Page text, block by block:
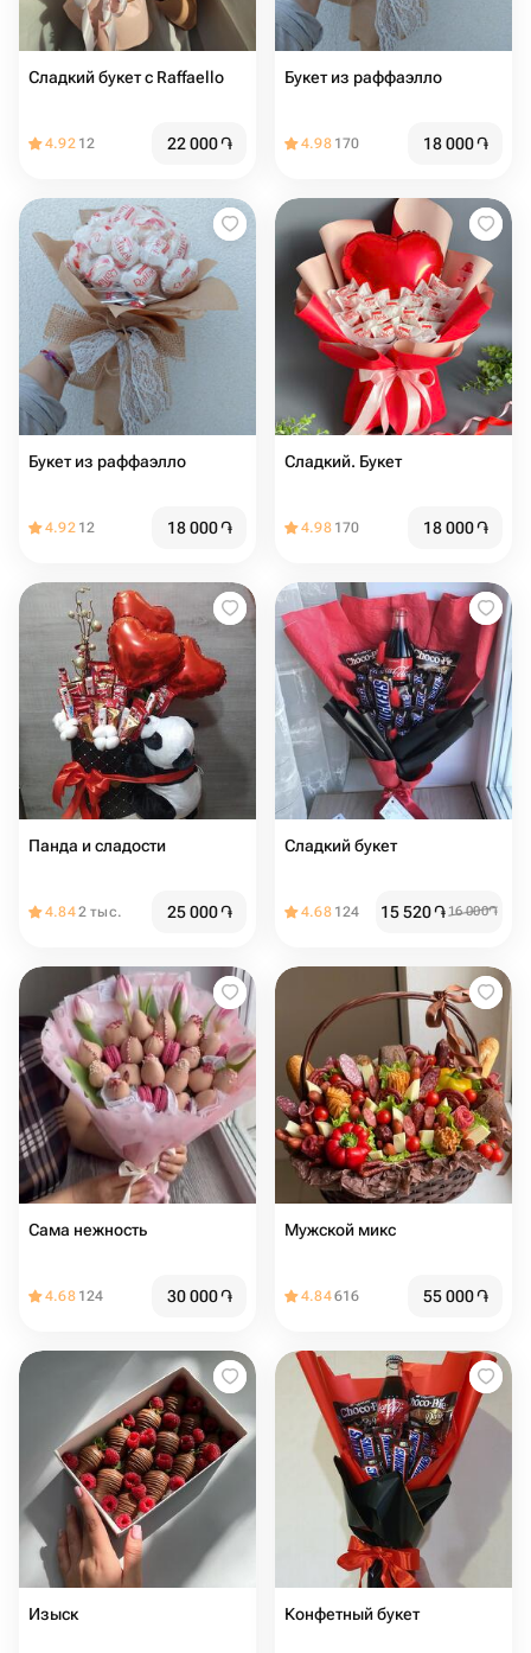
Сладкий букет с Raffaello
4.92 12 22 000֏
Букет из раффаэлло
4.98 170 18 000֏
Букет из раффаэлло
4.92 12 18 000֏
Сладкий. Букет
4.98 170 18 000֏
Панда и сладости
4.842 тыс. 25 000֏
Сладкий букет
4.68 124 15 520֏16 000֏
Сама нежность
4.68 124 30 000֏
Мужской микс
4.84616 55 000֏
Изыск Конфетный букет